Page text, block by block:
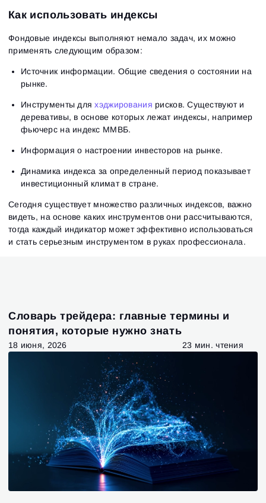
Как использовать индексы
Фондовые индексы выполняют немало задач, их можно
применять следующим образом:
Источник информации. Общие сведения о состоянии на
рынке.
Инструменты дляхэджирования рисков. Существуют и
деревативы, в основе которых лежат индексы, например
фьючерс на индекс ММВБ.
Информация о настроении инвесторов на рынке.
Динамика индекса за определенный период показывает
инвестиционный климат в стране.
Сегодня существует множество различных индексов, важно
видеть, на основе каких инструментов они рассчитываются,
тогда каждый индикатор может эффективно использоваться
и стать серьезным инструментом в руках профессионала.
Словарь трейдера: главные термины и
понятия, которые нужно знать
18 июня, 2026 23 мин. чтения